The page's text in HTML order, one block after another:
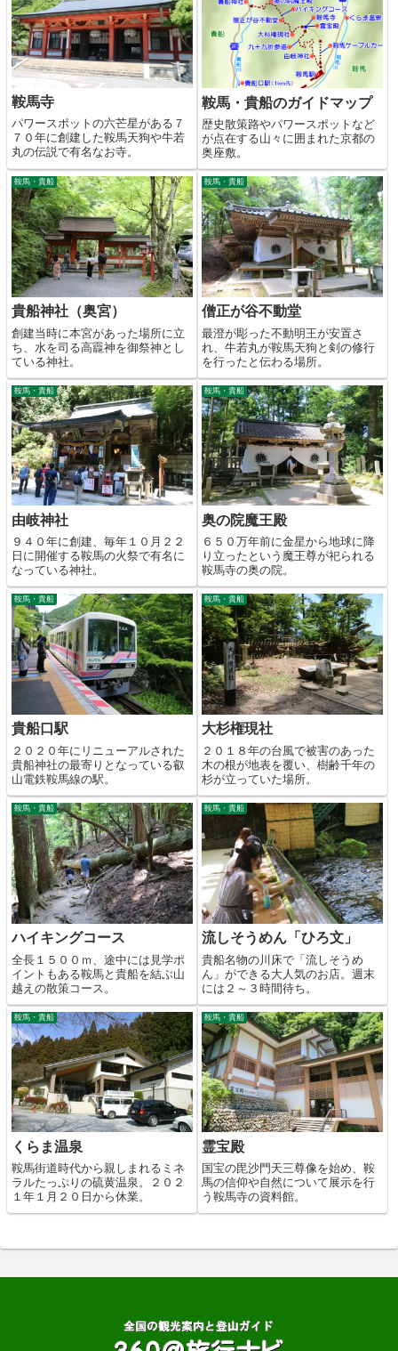
鞍馬寺
パワースポットの六芒星がある７
７０年に創建した鞍馬天狗や牛若
丸の伝説で有名なお寺。
鞍馬・貴船のガイドマップ
歴史散策路やパワースポットなど
が点在する山々に囲まれた京都の
奥座敷。
鞍馬・貴船
貴船神社（奥宮）
創建当時に本宮があった場所に立
ち、水を司る高龗神を御祭神とし
ている神社。
鞍馬・貴船
僧正が谷不動堂
最澄が彫った不動明王が安置さ
れ、牛若丸が鞍馬天狗と剣の修行
を行ったと伝わる場所。
鞍馬・貴船
由岐神社
９４０年に創建、毎年１０月２２
日に開催する鞍馬の火祭で有名に
なっている神社。
鞍馬・貴船
奥の院魔王殿
６５０万年前に金星から地球に降
り立ったという魔王尊が祀られる
鞍馬寺の奥の院。
鞍馬・貴船
貴船口駅
２０２０年にリニューアルされた
貴船神社の最寄りとなっている叡
山電鉄鞍馬線の駅。
鞍馬・貴船
大杉権現社
２０１８年の台風で被害のあった
木の根が地表を覆い、樹齢千年の
杉が立っていた場所。
鞍馬・貴船
ハイキングコース
全長１５００ｍ、途中には見学ポ
イントもある鞍馬と貴船を結ぶ山
越えの散策コース。
鞍馬・貴船
流しそうめん「ひろ文」
貴船名物の川床で「流しそうめ
ん」ができる大人気のお店。週末
には２～３時間待ち。
鞍馬・貴船
くらま温泉
鞍馬街道時代から親しまれるミネ
ラルたっぷりの硫黄温泉。２０２
１年１月２０日から休業。
鞍馬・貴船
霊宝殿
国宝の毘沙門天三尊像を始め、鞍
馬の信仰や自然について展示を行
う鞍馬寺の資料館。